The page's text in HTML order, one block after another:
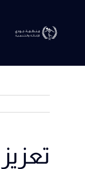
View
Larger